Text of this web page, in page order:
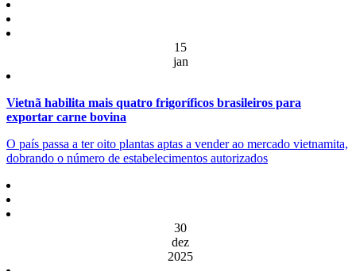
15
jan
Vietnã habilita mais quatro frigoríficos brasileiros para
exportar carne bovina
O país passa a ter oito plantas aptas a vender ao mercado vietnamita,
dobrando o número de estabelecimentos autorizados
30
dez
2025